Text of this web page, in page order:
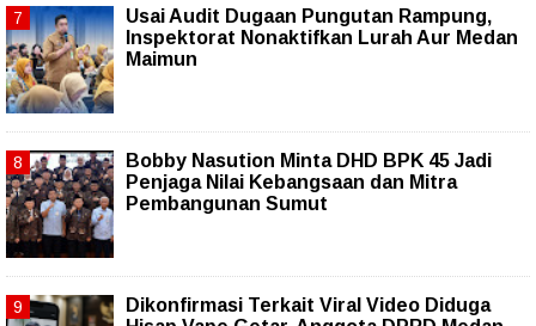
Usai Audit Dugaan Pungutan Rampung,
Inspektorat Nonaktifkan Lurah Aur Medan
Maimun
Bobby Nasution Minta DHD BPK 45 Jadi
Penjaga Nilai Kebangsaan dan Mitra
Pembangunan Sumut
Dikonfirmasi Terkait Viral Video Diduga